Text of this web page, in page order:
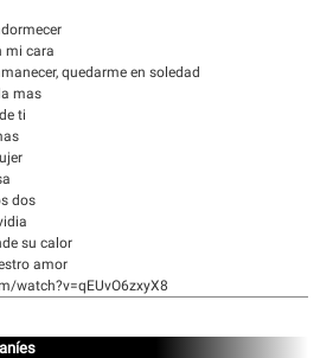
mi cara
quedarme en soledad
mas
ti
dos
su calor
amor
watch?v=qEUvO6zxyX8